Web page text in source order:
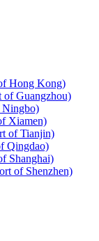
Hong Kong)
Guangzhou)
Xiamen)
of Tianjin)
Qingdao)
Shanghai)
of Shenzhen)